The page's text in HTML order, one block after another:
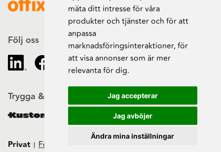
mäta ditt intresse för våra
produkter och tjänster och för att
anpassa
marknadsföringsinteraktioner,för
att visa annonser som är mer
relevanta för dig.
Jag accepterar
Jag avböjer
Ändra mina inställningar
Följ oss
Trygga & säkra beställningar
Privat Företag